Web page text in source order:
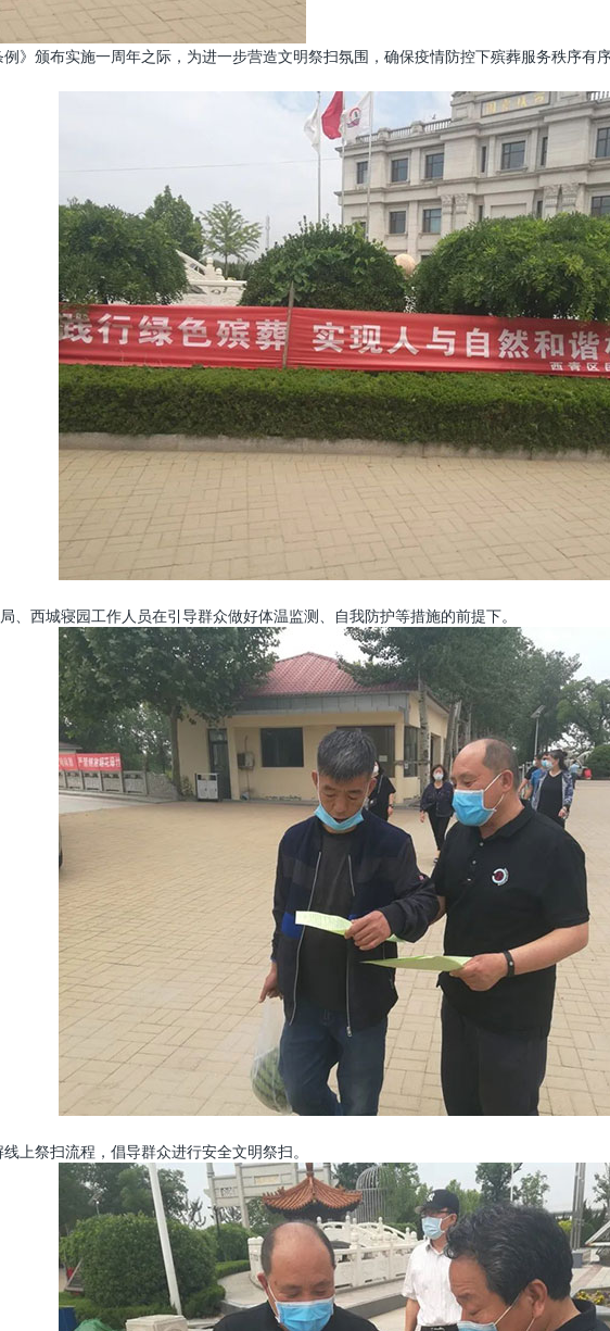
》颁布实施一周年之际，为进一步营造文明祭扫氛围，确保疫情防控下殡葬服务秩序
西城寝园工作人员在引导群众做好体温监测、自我防护等措施的前提下。
上祭扫流程，倡导群众进行安全文明祭扫。